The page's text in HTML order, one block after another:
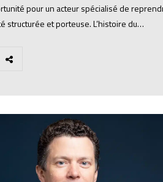
pour un acteur spécialisé de
structurée et porteuse. L’histoire du…